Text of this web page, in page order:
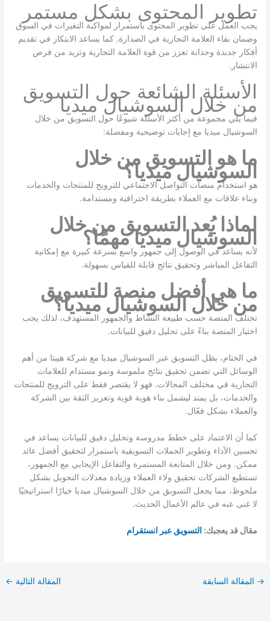
تطوير المحتوى بشكل مستمر
يجب العمل على تطوير المحتوى باستمرار لمواكبة التغيرات في السوق
وضمان بقاء العلامة التجارية في الصدارة. كما يساعد الابتكار في تقديم
أفكار جديدة وجذابة تعزز من قوة العلامة التجارية وتزيد من فرص
الانتشار.
الأسئلة الشائعة حول التسويق
من خلال السوشيال ميديا
فيما يلي مجموعة من أكثر الأسئلة شيوعًا حول التسويق من خلال
السوشيال ميديا مع إجابات توضيحية ومفصلة:
ما هو التسويق من خلال
السوشيال ميديا؟
هو استخدام منصات التواصل الاجتماعي للترويج للمنتجات والخدمات
وبناء علاقات مع العملاء بطريقة احترافية ومستدامة.
لماذا يُعد التسويق من خلال
السوشيال ميديا مهمًا؟
لأنه يساعد في الوصول إلى جمهور واسع بسرعة كبيرة مع إمكانية
التفاعل المباشر وتحقيق نتائج قابلة للقياس بسهولة.
ما هي أفضل منصة للتسويق
من خلال السوشيال ميديا؟
تختلف المنصة حسب طبيعة النشاط والجمهور المستهدف، لذلك يجب
اختيار المنصة بناءً على تحليل دقيق للبيانات.
في الختام، يظل التسويق عبر السوشيال ميديا مع شركة هيبتا من أهم
الوسائل التي تضمن تحقيق نتائج ملموسة ونمو مستدام للعلامات
التجارية في مختلف المجالات. فهو لا يقتصر فقط على الترويج للمنتجات
والخدمات، بل يمتد ليشمل بناء هوية قوية وتعزيز الثقة بين الشركة
والعملاء بشكل فعّال.
كما أن الاعتماد على خطط مدروسة وتحليل دقيق للبيانات يساعد في
تحسين الأداء وتطوير الحملات التسويقية باستمرار لتحقيق أفضل عائد
ممكن. ومن خلال المتابعة المستمرة والتفاعل الإيجابي مع الجمهور،
تستطيع الشركات تحقيق ولاء العملاء وزيادة معدلات التحويل بشكل
ملحوظ، مما يجعل التسويق من خلال السوشيال ميديا خيارًا استراتيجيًا
لا غنى عنه في عالم الأعمال الحديث.
مقال قد يعجبك:التسويق عبر انستقرام
→ المقالة السابقة المقالة التالية ←